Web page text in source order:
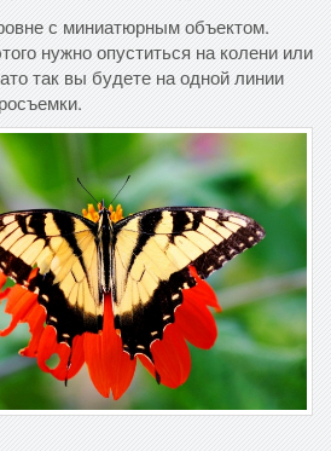
с миниатюрным объектом.
нужно опуститься на колени или
так вы будете на одной линии